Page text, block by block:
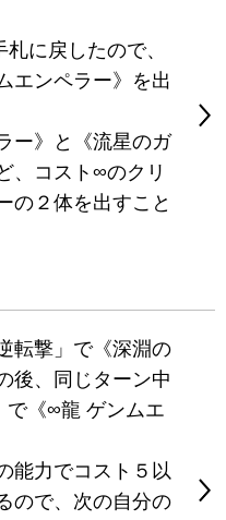
に戻したので、
エンペラー》を出
ー》と《流星のガ
、コスト∞のクリ
の２体を出すこと
転撃」で《深淵の
後、同じターン中
で《∞龍 ゲンムエ
能力でコスト５以
ので、次の自分の